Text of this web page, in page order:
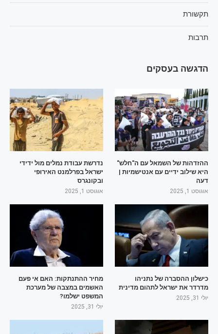
תקשורת
תרבות
הדגשה בעסקים
ההזדהות של השמאל עם ה"חלש"
היא שילוב ידיים עם אנטישמיות |
דעה
אוגוסט 1, 2025
נדרשת עבודת נמלים מול ידידי
ישראל בפרלמנט האירופי
ובקונגרס
אוגוסט 1, 2025
כישלון ההסברה של נתניהו
מדרדר את ישראל לתהום מדינית
יולי 31, 2025
מחיר ההתנתקות: האם אי פעם
האשמים במצבה של מערכת
המשפט ישלמו?
יולי 31, 2025